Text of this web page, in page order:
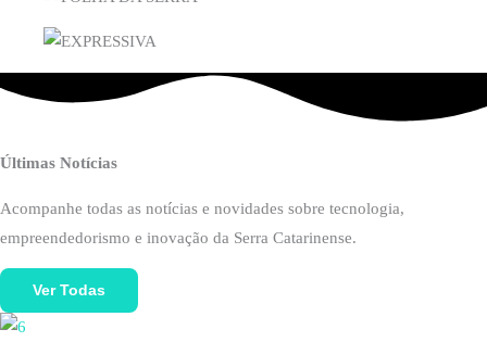
Últimas Notícias
Acompanhe todas as notícias e novidades sobre tecnologia,
empreendedorismo e inovação da Serra Catarinense.
Ver Todas